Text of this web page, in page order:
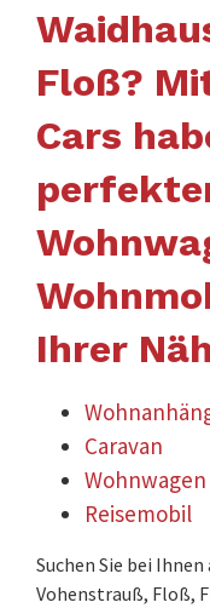
Floß?
Cars
Ihrer
Caravan
Reisemobil
Suchen Sie bei
Vohenstrauß, Floß,